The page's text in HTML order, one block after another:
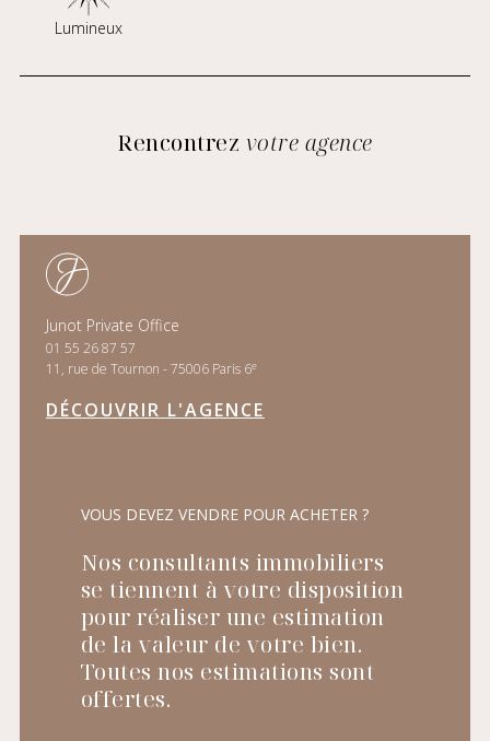
Lumineux
Rencontrez votre agence
Junot Private Office
01 55 26 87 57
11, rue de Tournon - 75006 Paris 6e
DÉCOUVRIR L'AGENCE
VOUS DEVEZ VENDRE POUR ACHETER ?
Nos consultants immobiliers
se tiennent à votre disposition
pour réaliser une estimation
de la valeur de votre bien.
Toutes nos estimations sont
offertes.